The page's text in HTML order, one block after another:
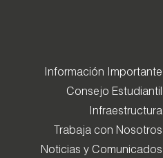
Información Importante
Consejo Estudiantil
Infraestructura
Trabaja con Nosotros
Noticias y Comunicados